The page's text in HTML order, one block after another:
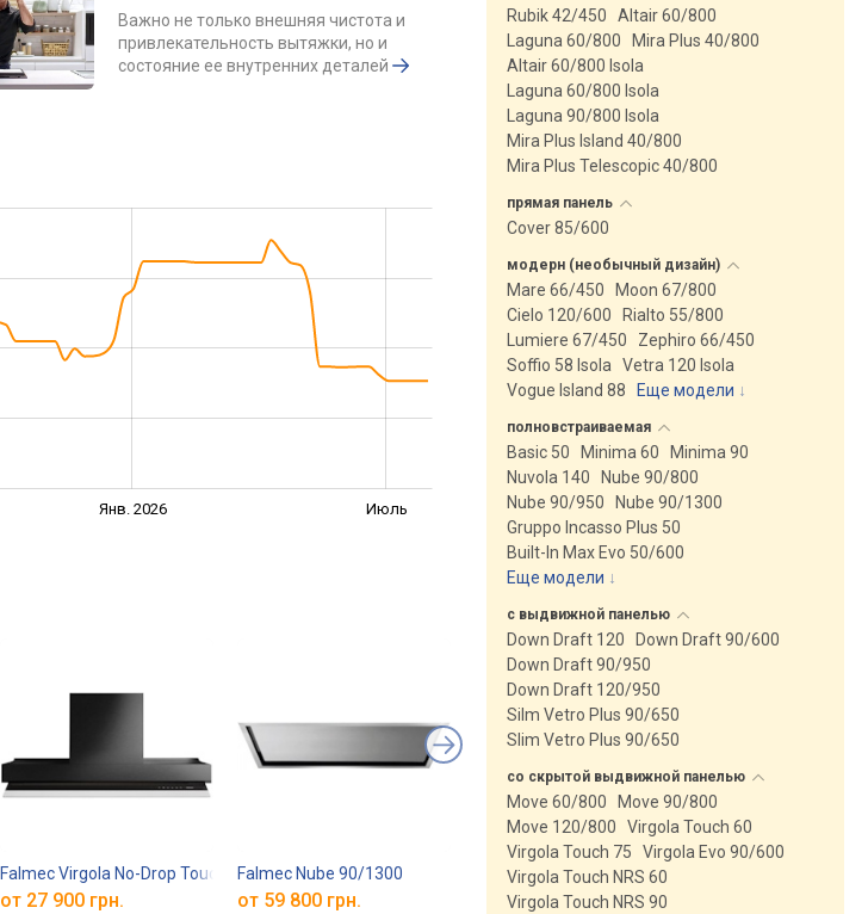
Важно не только внешняя чистота и
привлекательность вытяжки, но и
состояние ее внутренних деталей
Янв. 2026 Июль
Falmec Virgola No-Drop Touch 60
от 27 900 грн.
Falmec Nube 90/1300
от 59 800 грн.
Falmec Plane Plus 120 Wall
от 32 900 грн.
Rubik 42/450
Altair 60/800
Laguna 60/800
Mira Plus 40/800
Altair 60/800 Isola
Laguna 60/800 Isola
Laguna 90/800 Isola
Mira Plus Island 40/800
Mira Plus Telescopic 40/800
прямая панель
Cover 85/600
модерн (необычный дизайн)
Mare 66/450
Moon 67/800
Cielo 120/600
Rialto 55/800
Lumiere 67/450
Zephiro 66/450
Soffio 58 Isola
Vetra 120 Isola
Vogue Island 88
Еще модели ↓
полновстраиваемая
Basic 50 Minima 60
Minima 90
Nuvola 140
Nube 90/800
Nube 90/950
Nube 90/1300
Gruppo Incasso Plus 50
Built-In Max Evo 50/600
Еще модели ↓
с выдвижной панелью
Down Draft 120
Down Draft 90/600
Down Draft 90/950
Down Draft 120/950
Silm Vetro Plus 90/650
Slim Vetro Plus 90/650
со скрытой выдвижной панелью
Move 60/800
Move 90/800
Move 120/800
Virgola Touch 60
Virgola Touch 75
Virgola Evo 90/600
Virgola Touch NRS 60
Virgola Touch NRS 90